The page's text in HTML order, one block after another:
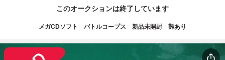
このオークションは終了しています
メガCDソフト バトルコープス 新品未開封 難あり